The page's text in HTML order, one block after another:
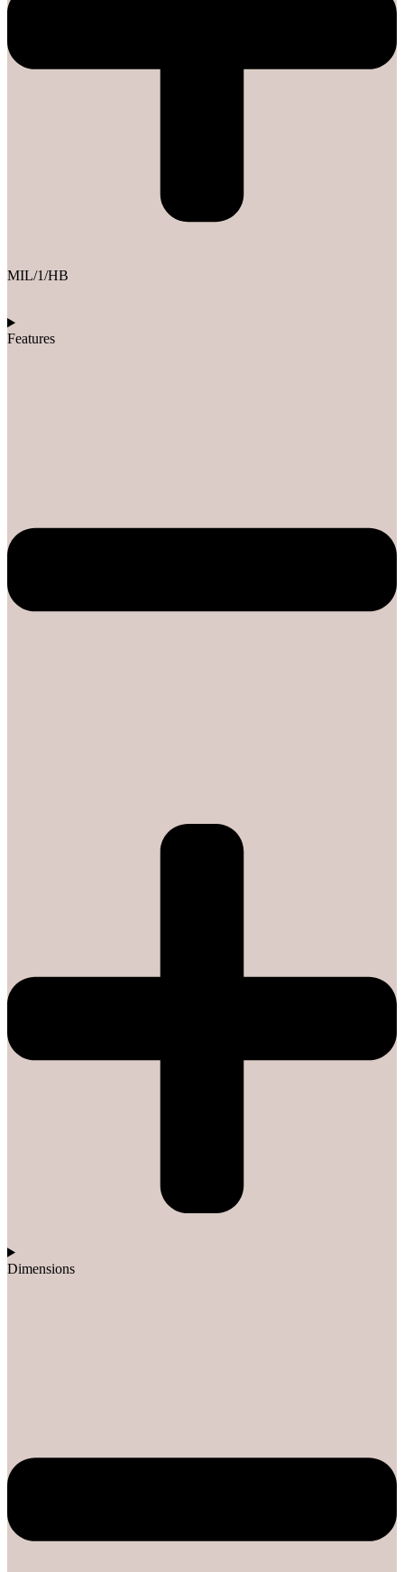
MIL/1/HB
Features
Dimensions